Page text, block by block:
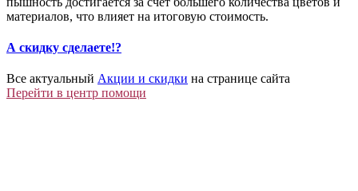
материалов, что влияет на итоговую стоимость.
А скидку сделаете!?
Все актуальный Акции и скидки на странице сайта
Перейти в центр помощи